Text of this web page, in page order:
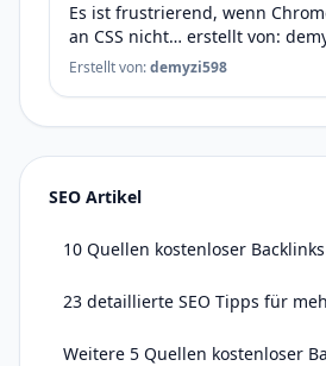
Es ist frustrierend, wenn
an CSS nicht… erstellt von:
Erstellt von:demyzi598
SEO Artikel
10 Quellen kostenloser Backlinks
23 detaillierte SEO Tipps für
Weitere 5 Quellen kostenloser